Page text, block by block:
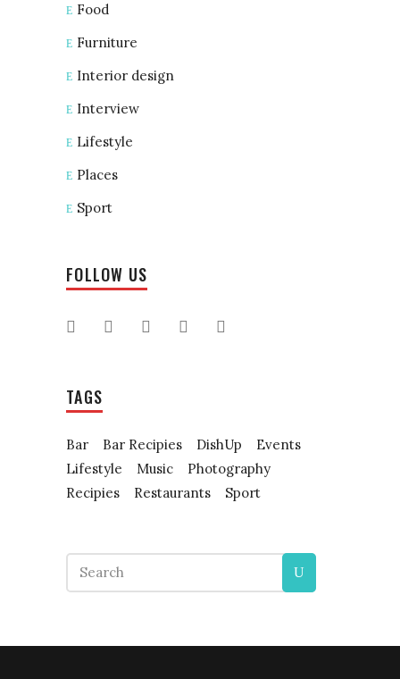
Food
Furniture
Interior design
Interview
Lifestyle
Places
Sport
FOLLOW US
TAGS
Bar Bar Recipies DishUp
Events
Lifestyle
Music
Photography
Recipies
Restaurants Sport